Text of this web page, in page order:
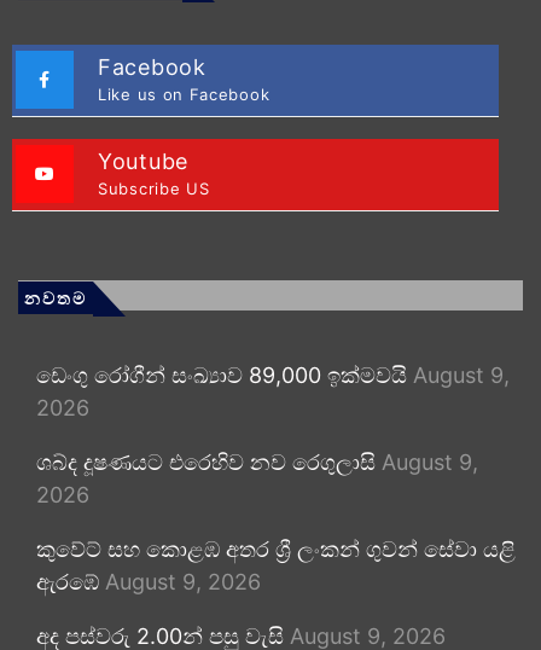
Facebook
Like us on Facebook
Youtube
Subscribe US
නවතම
ඩෙංගු රෝගීන් සංඛ්‍යාව 89,000 ඉක්මවයි August 9,
2026
ශබ්ද දූෂණයට එරෙහිව නව රෙගුලාසි August 9,
2026
කුවේට් සහ කොළඹ අතර ශ්‍රී ලංකන් ගුවන් සේවා යළි
ඇරඹේ August 9, 2026
අද පස්වරු 2.00න් පසු වැසි August 9, 2026